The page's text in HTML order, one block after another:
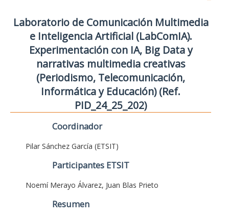
Laboratorio de Comunicación Multimedia
e Inteligencia Artificial (LabComIA).
Experimentación con IA, Big Data y
narrativas multimedia creativas
(Periodismo, Telecomunicación,
Informática y Educación) (Ref.
PID_24_25_202)
Coordinador
Pilar Sánchez García (ETSIT)
Participantes ETSIT
Noemí Merayo Álvarez, Juan Blas Prieto
Resumen